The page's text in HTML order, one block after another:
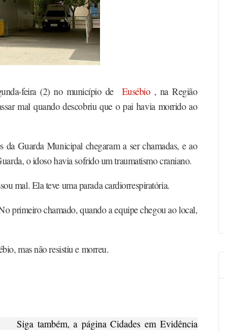
feira (2) no município de Eusébio , na Região
mal quando descobriu que o pai havia morrido ao
Guarda Municipal chegaram a ser chamadas, e ao
o idoso havia sofrido um traumatismo craniano.
mal. Ela teve uma parada cardiorrespiratória.
primeiro chamado, quando a equipe chegou ao local,
mas não resistiu e morreu.
Siga também, a página Cidades em Evidência